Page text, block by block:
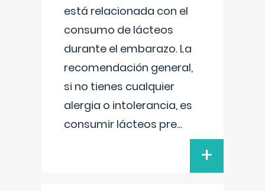
está relacionada con el
consumo de lácteos
durante el embarazo. La
recomendación general,
si no tienes cualquier
alergia o intolerancia, es
consumir lácteos pre...
+